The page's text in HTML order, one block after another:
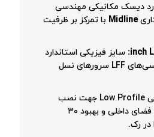
دیسک مکانیکی مهندسی
Midline با تمرکز بر ظرفیت
سایز فیزیکی استاندارد
جهت نصب در شاسی‌های LFF سرورهای نسل
طراحی Low Profile جهت نصب
آسان، بهینه‌سازی فضای داخلی و بهبود ۳۰
رک.